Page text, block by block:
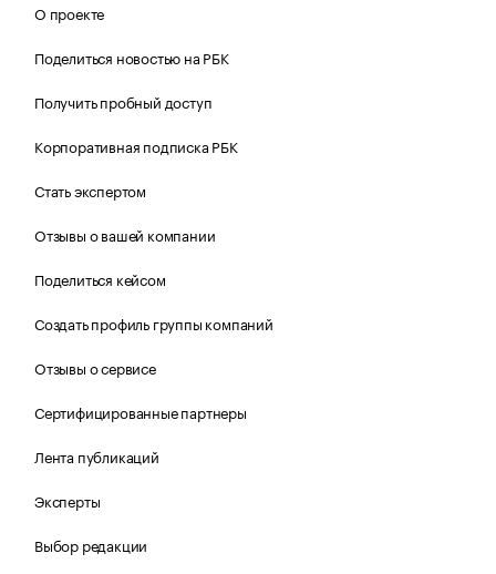
О проекте
Поделиться новостью на РБК
Получить пробный доступ
Корпоративная подписка РБК
Стать экспертом
Отзывы о вашей компании
Поделиться кейсом
Создать профиль группы компаний
Отзывы о сервисе
Сертифицированные партнеры
Лента публикаций
Эксперты
Выбор редакции